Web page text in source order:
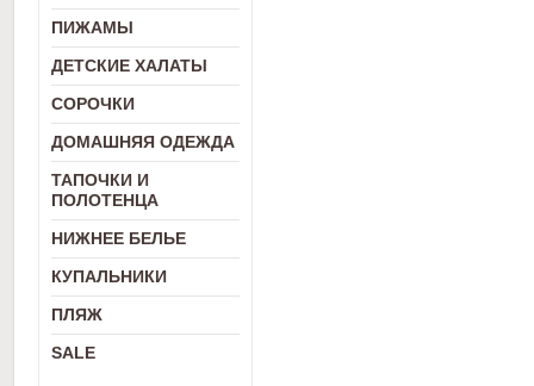
ПИЖАМЫ
ДЕТСКИЕ ХАЛАТЫ
СОРОЧКИ
ДОМАШНЯЯ ОДЕЖДА
ТАПОЧКИ И
ПОЛОТЕНЦА
НИЖНЕЕ БЕЛЬЕ
КУПАЛЬНИКИ
ПЛЯЖ
SALE